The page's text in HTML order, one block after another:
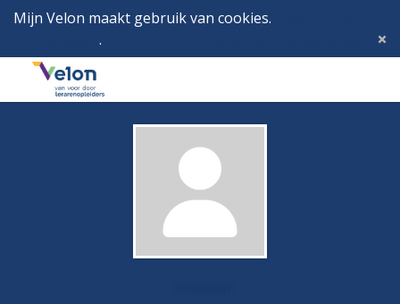
Mijn Velon maakt gebruik van cookies.
.
Menu